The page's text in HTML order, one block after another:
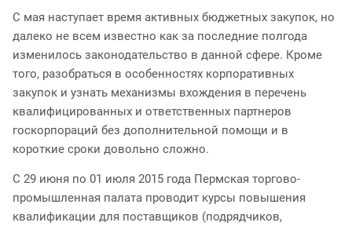
С мая наступает время активных бюджетных закупок, но
далеко не всем известно как за последние полгода
изменилось законодательство в данной сфере. Кроме
того, разобраться в особенностях корпоративных
закупок и узнать механизмы вхождения в перечень
квалифицированных и ответственных партнеров
госкорпораций без дополнительной помощи и в
короткие сроки довольно сложно.
С 29 июня по 01 июля 2015 года Пермская торгово-
промышленная палата проводит курсы повышения
квалификации для поставщиков (подрядчиков,